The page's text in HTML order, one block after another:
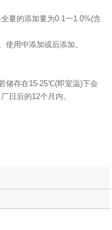
量的添加量为0.1一1.0%(含
用中添加或后添加。
储存在15-25℃(即室温)下会
日后的12个月内。